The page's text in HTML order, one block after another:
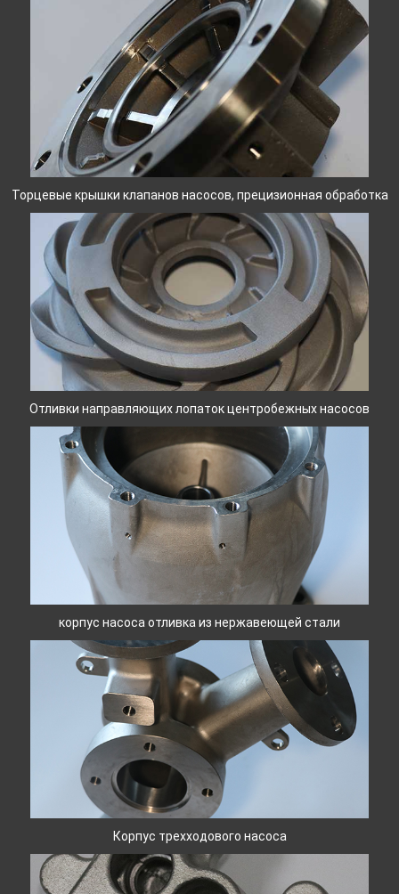
Торцевые крышки клапанов насосов, прецизионная обработка
Отливки направляющих лопаток центробежных насосов
корпус насоса отливка из нержавеющей стали
Корпус трехходового насоса